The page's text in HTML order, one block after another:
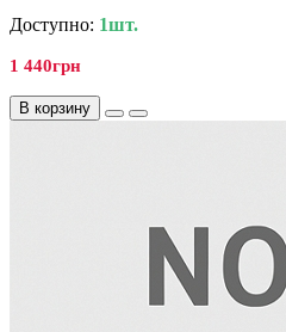
Доступно: 1шт.
1 440грн
В корзину